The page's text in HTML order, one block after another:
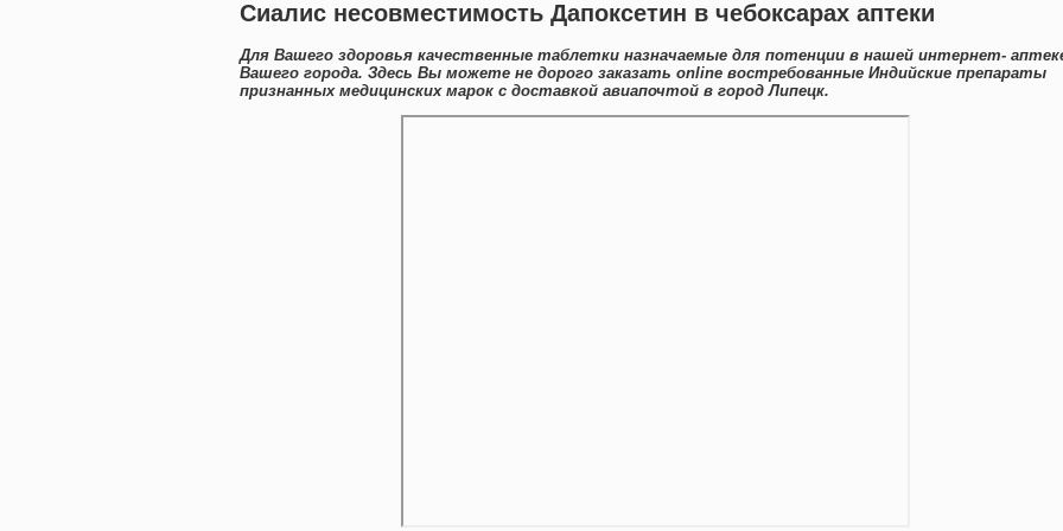
Сиалис несовместимость Дапоксетин в чебоксарах аптеки
Для Вашего здоровья качественные таблетки назначаемые для потенции в нашей интернет-
Вашего города. Здесь Вы можете не дорого заказать online востребованные Индийские препараты
признанных медицинских марок с доставкой авиапочтой в город Липецк.